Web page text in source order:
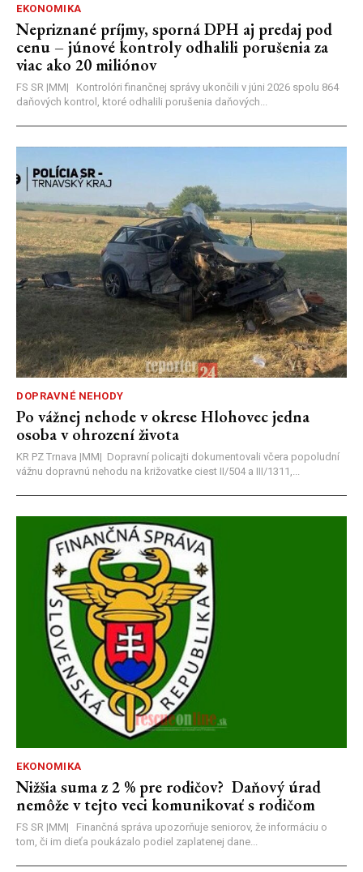
EKONOMIKA
Nepriznané príjmy, sporná DPH aj predaj pod
cenu – júnové kontroly odhalili porušenia za
viac ako 20 miliónov
FS SR |MM| Kontrolóri finančnej správy ukončili v júni 2026 spolu 864
daňových kontrol, ktoré odhalili porušenia daňových...
DOPRAVNÉ NEHODY
Po vážnej nehode v okrese Hlohovec jedna
osoba v ohrození života
KR PZ Trnava |MM| Dopravní policajti dokumentovali včera popoludní
vážnu dopravnú nehodu na križovatke ciest II/504 a III/1311,...
EKONOMIKA
Nižšia suma z 2 % pre rodičov? Daňový úrad
nemôže v tejto veci komunikovať s rodičom
FS SR |MM| Finančná správa upozorňuje seniorov, že informáciu o
tom, či im dieťa poukázalo podiel zaplatenej dane...